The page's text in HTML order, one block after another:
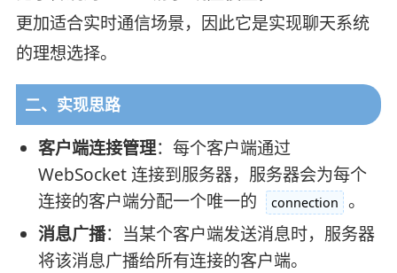
更加适合实时通信场景，因此它是实现聊天系统
的理想选择。
二、实现思路
客户端连接管理：每个客户端通过
WebSocket 连接到服务器，服务器会为每个
连接的客户端分配一个唯一的
connection
。
消息广播：当某个客户端发送消息时，服务器
将该消息广播给所有连接的客户端。